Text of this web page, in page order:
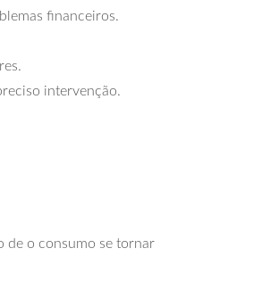
financeiros.
intervenção.
de o consumo se tornar